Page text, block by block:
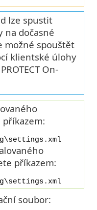
lze spustit
na dočasné
možné spouštět
klientské úlohy
On-
příkazem:
soubor: